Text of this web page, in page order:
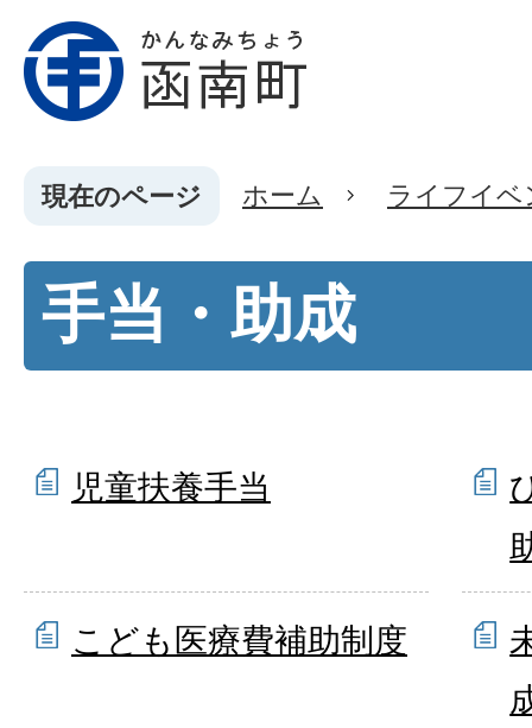
現在のページ ホーム ライフイ
手当・助成
児童扶養手当
こども医療費補助制度